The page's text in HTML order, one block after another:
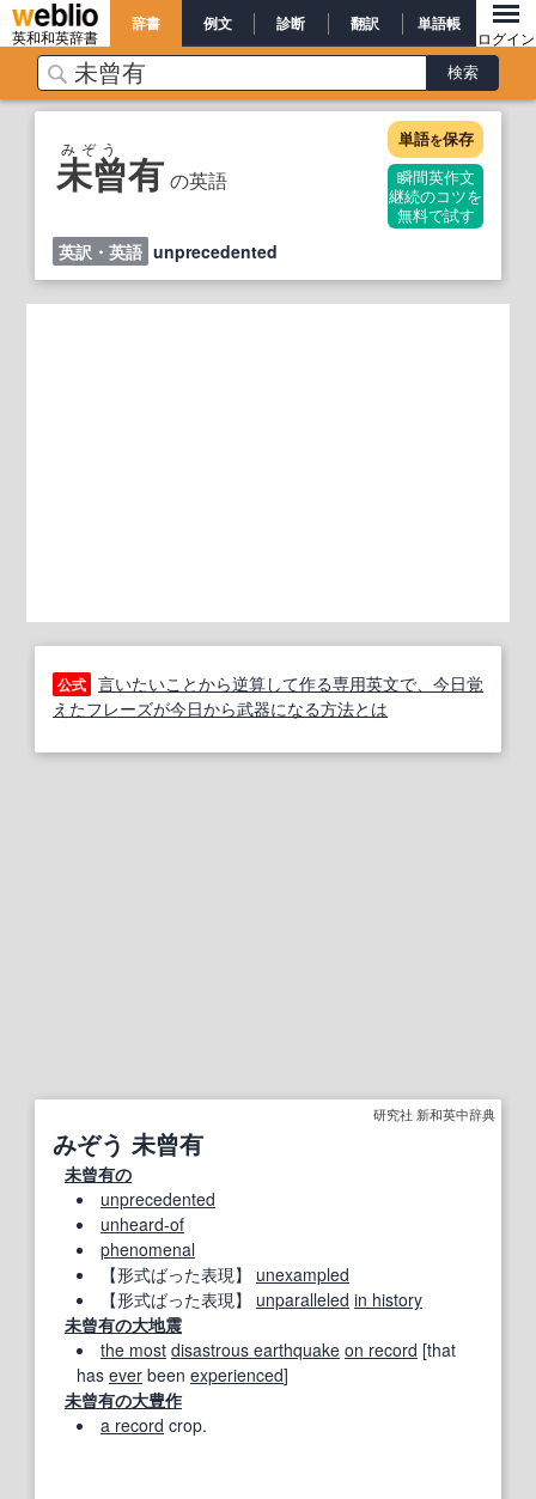
英和和英辞書
辞書 例文 診断 翻訳 単語帳
ログイン
未曾有 の英語
みぞう 単語を保存
瞬間英作文
継続のコツを
無料で試す
英訳・英語 unprecedented
公式 言いたいことから逆算して作る専用英文で、今日覚
えたフレーズが今日から武器になる方法とは
研究社 新和英中辞典
みぞう 未曾有
未曾有の
unprecedented
unheard‐of
phenomenal
【形式ばった表現】
unexampled
【形式ばった表現】
unparalleled in history
未曾有の大地震
the most disastrous earthquake on record [that
has ever been experienced]
未曾有の大豊作
a record crop.